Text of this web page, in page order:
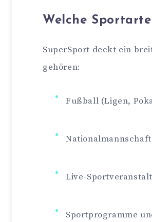
Welche
SuperSport deckt ein
gehören:
Fußball (Ligen,
Live-
Sportprogramme